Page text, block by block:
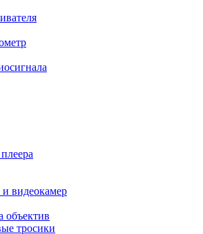
видеокамер
объектив
тросики